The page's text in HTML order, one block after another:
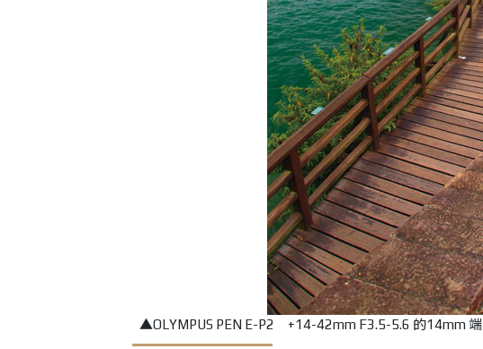
▲OLYMPUS PEN E-P2 +14-42mm F3.5-5.6 的14mm